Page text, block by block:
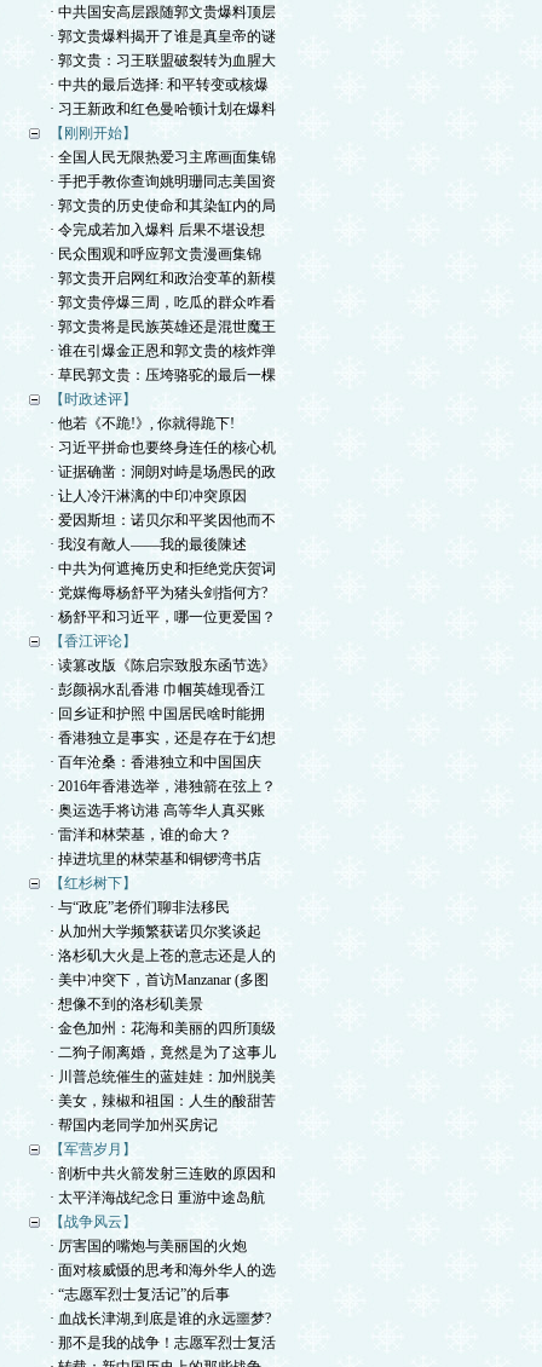
· 中共国安高层跟随郭文贵爆料顶层
· 郭文贵爆料揭开了谁是真皇帝的谜
· 郭文贵：习王联盟破裂转为血腥大
· 中共的最后选择: 和平转变或核爆
· 习王新政和红色曼哈顿计划在爆料
【刚刚开始】
· 全国人民无限热爱习主席画面集锦
· 手把手教你查询姚明珊同志美国资
· 郭文贵的历史使命和其染缸内的局
· 令完成若加入爆料 后果不堪设想
· 民众围观和呼应郭文贵漫画集锦
· 郭文贵开启网红和政治变革的新模
· 郭文贵停爆三周，吃瓜的群众咋看
· 郭文贵将是民族英雄还是混世魔王
· 谁在引爆金正恩和郭文贵的核炸弹
· 草民郭文贵：压垮骆驼的最后一棵
【时政述评】
· 他若《不跪!》, 你就得跪下!
· 习近平拼命也要终身连任的核心机
· 证据确凿：洞朗对峙是场愚民的政
· 让人冷汗淋漓的中印冲突原因
· 爱因斯坦：诺贝尔和平奖因他而不
· 我沒有敵人——我的最後陳述
· 中共为何遮掩历史和拒绝党庆贺词
· 党媒侮辱杨舒平为猪头剑指何方?
· 杨舒平和习近平，哪一位更爱国？
【香江评论】
· 读篡改版《陈启宗致股东函节选》
· 彭颜祸水乱香港 巾帼英雄现香江
· 回乡证和护照 中国居民啥时能拥
· 香港独立是事实，还是存在于幻想
· 百年沧桑：香港独立和中国国庆
· 2016年香港选举，港独箭在弦上？
· 奥运选手将访港 高等华人真买账
· 雷洋和林荣基，谁的命大？
· 掉进坑里的林荣基和铜锣湾书店
【红杉树下】
· 与“政庇”老侨们聊非法移民
· 从加州大学频繁获诺贝尔奖谈起
· 洛杉矶大火是上苍的意志还是人的
· 美中冲突下，首访Manzanar (多图
· 想像不到的洛杉矶美景
· 金色加州：花海和美丽的四所顶级
· 二狗子闹离婚，竟然是为了这事儿
· 川普总统催生的蓝娃娃：加州脱美
· 美女，辣椒和祖国：人生的酸甜苦
· 帮国内老同学加州买房记
【军营岁月】
· 剖析中共火箭发射三连败的原因和
· 太平洋海战纪念日 重游中途岛航
【战争风云】
· 厉害国的嘴炮与美丽国的火炮
· 面对核威慑的思考和海外华人的选
· “志愿军烈士复活记”的后事
· 血战长津湖,到底是谁的永远噩梦?
· 那不是我的战争！志愿军烈士复活